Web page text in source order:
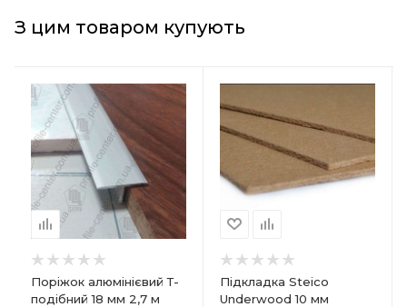
З цим товаром купують
Поріжок алюмінієвий Т-
подібний 18 мм 2,7 м
Країна-виробник
Польща
Товщина
10 мм
Ширина
590 мм
Довжина
Деревне волокно
Підкладка Steico
Underwood 10 мм
Польща
Товщина
7 мм
Ширина
590 мм
Довжина
Матеріал
Деревне волокно